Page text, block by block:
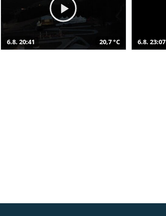
6.8. 20:41 20,7 °C 6.8. 23:07